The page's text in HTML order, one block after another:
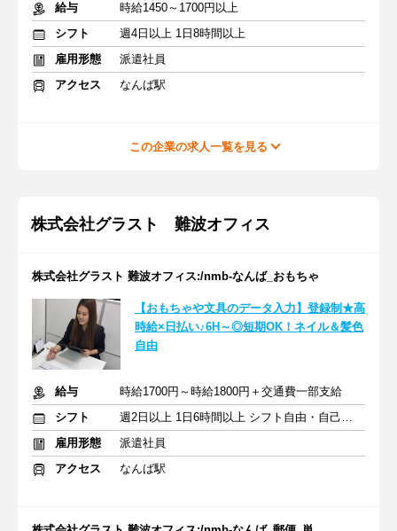
給与
時給1450～1700円以上
シフト
週4日以上 1日8時間以上
雇用形態
派遣社員
アクセス
なんば駅
この企業の求人一覧を見る
株式会社グラスト 難波オフィス
株式会社グラスト 難波オフィス:/nmb-なんば_おもちゃ
【おもちゃや文具のデータ入力】登録制★高
時給×日払い♪6H～◎短期OK！ネイル＆髪色
自由
給与
時給1700円～時給1800円＋交通費一部支給
シフト
週2日以上 1日6時間以上 シフト自由・自己申告
雇用形態
派遣社員
アクセス
なんば駅